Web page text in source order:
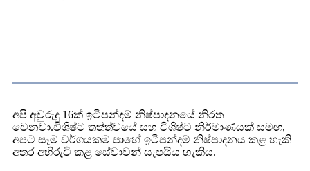
අපි අවුරුදු 16ක් ඉටිපන්දම් නිෂ්පාදනයේ නිරත
වෙනවා.විශිෂ්ට තත්ත්වයේ සහ විශිෂ්ට නිර්මාණයක් සමඟ,
අපට සෑම වර්ගයකම පාහේ ඉටිපන්දම් නිෂ්පාදනය කළ හැකි
අතර අභිරුචි කළ සේවාවන් සැපයිය හැකිය.